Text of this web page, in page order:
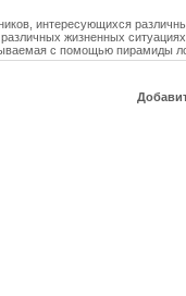
интересующихся
жизненных
с помощью пирамиды